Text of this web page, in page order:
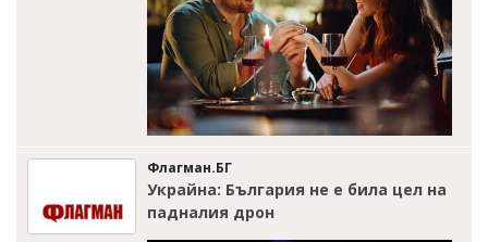
Флагман.БГ
Украйна: България не е била цел на
падналия дрон